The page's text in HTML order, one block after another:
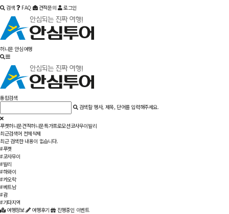
검색 FAQ 견적문의 로그인
허니문 안심여행
통합검색
검색할 행사, 제목, 단어를 입력해주세요.
푸켓허니문견적허니문특가프로모션코사무이발리
최근검색어 전체삭제
최근 검색한 내용이 없습니다.
#푸켓
#코사무이
#발리
#하와이
#카오락
#베트남
#괌
#기타지역
여행정보
여행후기 진행중인 이벤트